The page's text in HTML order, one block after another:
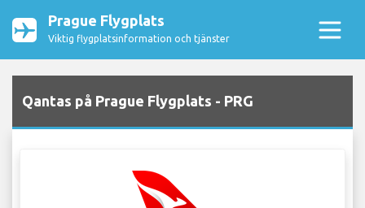
Prague Flygplats
Viktig flygplatsinformation och tjänster
Qantas på Prague Flygplats - PRG